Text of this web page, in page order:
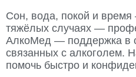
Сон, вода, покой и
тяжёлых случаях —
АлкоМед — поддержка в
связанных с алкоголем.
помочь быстро и